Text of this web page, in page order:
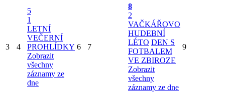
3 4
5
1
LETNÍ
VEČERNÍ
PROHLÍDKY
Zobrazit
všechny
záznamy ze
dne
6 7
8
2
VAČKÁŘOVO
HUDEBNÍ
LÉTO DEN S
FOTBALEM
VE ZBIROZE
Zobrazit
všechny
záznamy ze dne
9